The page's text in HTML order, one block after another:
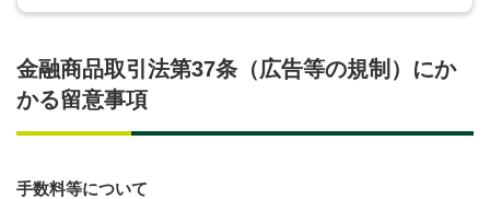
金融商品取引法第37条（広告等の規制）にか
かる留意事項
手数料等について